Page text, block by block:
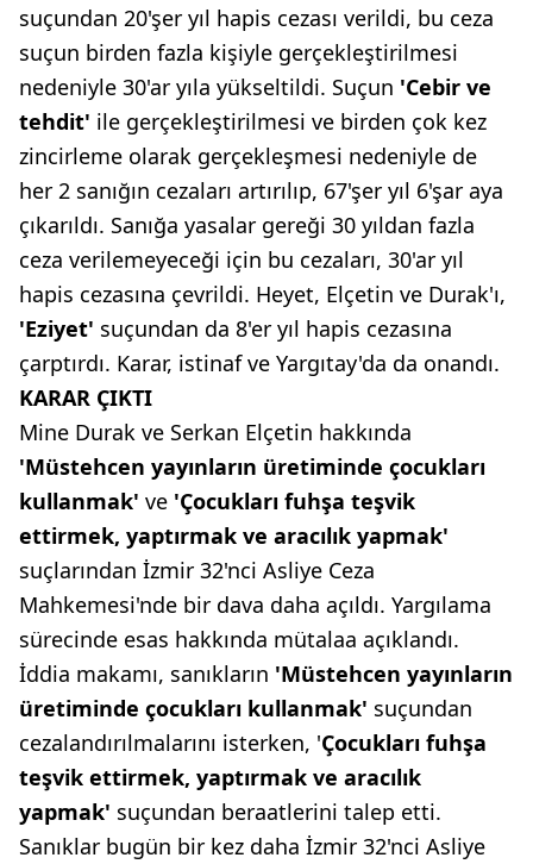
suçundan 20'şer yıl hapis cezası verildi, bu ceza
suçun birden fazla kişiyle gerçekleştirilmesi
nedeniyle 30'ar yıla yükseltildi. Suçun 'Cebir ve
tehdit' ile gerçekleştirilmesi ve birden çok kez
zincirleme olarak gerçekleşmesi nedeniyle de
her 2 sanığın cezaları artırılıp, 67'şer yıl 6'şar aya
çıkarıldı. Sanığa yasalar gereği 30 yıldan fazla
ceza verilemeyeceği için bu cezaları, 30'ar yıl
hapis cezasına çevrildi. Heyet, Elçetin ve Durak'ı,
'Eziyet' suçundan da 8'er yıl hapis cezasına
çarptırdı. Karar, istinaf ve Yargıtay'da da onandı.
KARAR ÇIKTI
Mine Durak ve Serkan Elçetin hakkında
'Müstehcen yayınların üretiminde çocukları
kullanmak' ve 'Çocukları fuhşa teşvik
ettirmek, yaptırmak ve aracılık yapmak'
suçlarından İzmir 32'nci Asliye Ceza
Mahkemesi'nde bir dava daha açıldı. Yargılama
sürecinde esas hakkında mütalaa açıklandı.
İddia makamı, sanıkların 'Müstehcen yayınların
üretiminde çocukları kullanmak' suçundan
cezalandırılmalarını isterken, 'Çocukları fuhşa
teşvik ettirmek, yaptırmak ve aracılık
yapmak' suçundan beraatlerini talep etti.
Sanıklar bugün bir kez daha İzmir 32'nci Asliye